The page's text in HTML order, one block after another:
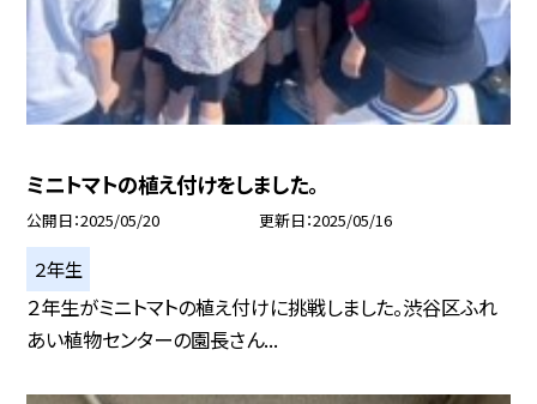
ミニトマトの植え付けをしました。
公開日 2025/05/20 更新日 2025/05/16
２年生
２年生がミニトマトの植え付けに挑戦しました。渋谷区ふれ
あい植物センターの園長さん...